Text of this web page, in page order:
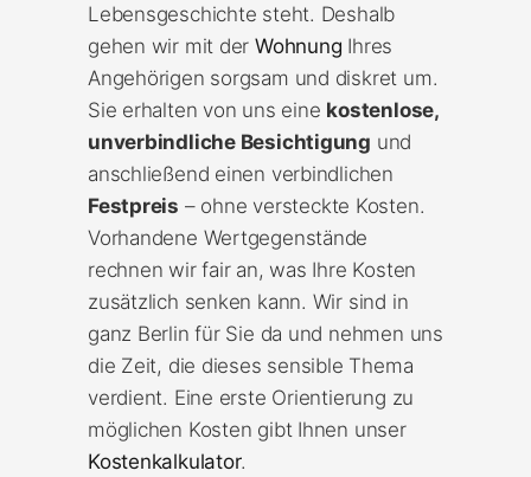
Lebensgeschichte steht. Deshalb
gehen wir mit derWohnung Ihres
Angehörigen sorgsam und diskret um.
Sie erhalten von uns eine kostenlose,
unverbindliche Besichtigung und
anschließend einen verbindlichen
Festpreis – ohne versteckte Kosten.
Vorhandene Wertgegenstände
rechnen wir fair an, was Ihre Kosten
zusätzlich senken kann. Wir sind in
ganz Berlin für Sie da und nehmen uns
die Zeit, die dieses sensible Thema
verdient. Eine erste Orientierung zu
möglichen Kosten gibt Ihnen unser
Kostenkalkulator.